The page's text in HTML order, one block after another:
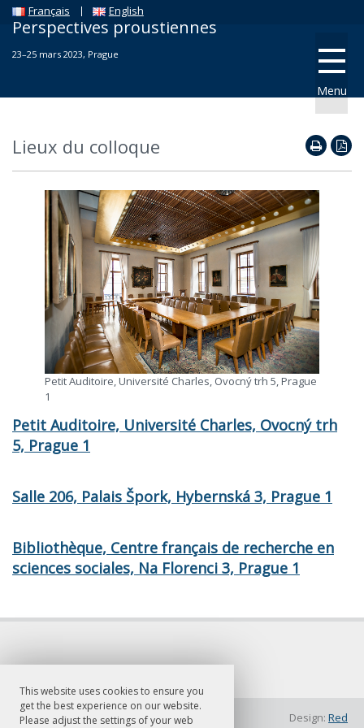
This website uses cookies to ensure you
get the best experience on our website.
Please adjust the settings of your web
Perspectives proustiennes
23–25 mars 2023, Prague
Lieux du colloque
Petit Auditoire, Université Charles, Ovocný trh 5, Prague
1
Petit Auditoire, Université Charles, Ovocný trh
5, Prague 1
Salle 206, Palais Špork, Hybernská 3, Prague 1
Bibliothèque, Centre français de recherche en
sciences sociales, Na Florenci 3, Prague 1
Menu
Français English
© FF UK 2026
Design: Red